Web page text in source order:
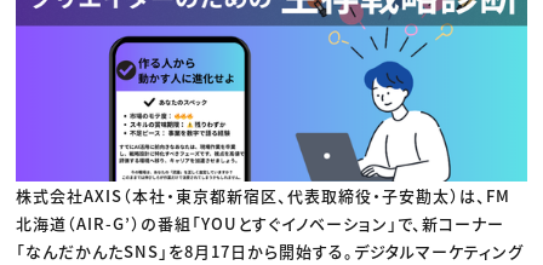
ゲーム・エンタメ
広告
CREATIVE VILLAGEからのお知らせ
プロフェッショナル×つながる×メディア
株式会社AXIS（本社・東京都新宿区、代表取締役・子安勘太）は、FM
北海道（AIR-G’）の番組「YOUとすぐイノベーション」で、新コーナー
「なんだかんたSNS」を8月17日から開始する。デジタルマーケティング